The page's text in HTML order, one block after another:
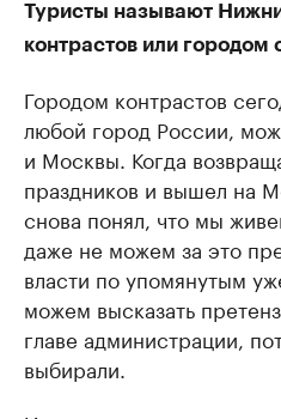
Туристы называют
контрастов или городом
Городом контрастов
любой город России,
и Москвы. Когда
праздников и вышел на
снова понял, что мы
даже не можем за это
власти по упомянутым
можем высказать
главе администрации,
выбирали.